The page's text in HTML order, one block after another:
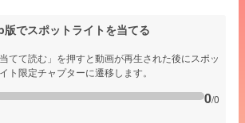
版でスポットライトを当てる
てて読む」を押すと動画が再生された後にスポッ
ト限定チャプターに遷移します。
0/0